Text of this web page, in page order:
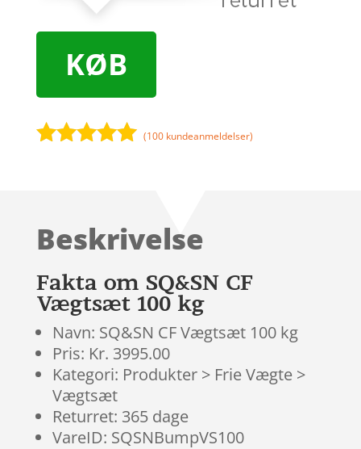
KØB
kundebedøm
(100 kundeanmeldelser)
Beskrivelse
Fakta om SQ&SN CF
Vægtsæt 100 kg
Navn: SQ&SN CF Vægtsæt 100 kg
Pris: Kr. 3995.00
Kategori: Produkter > Frie Vægte >
Vægtsæt
Returret: 365 dage
VareID: SQSNBumpVS100